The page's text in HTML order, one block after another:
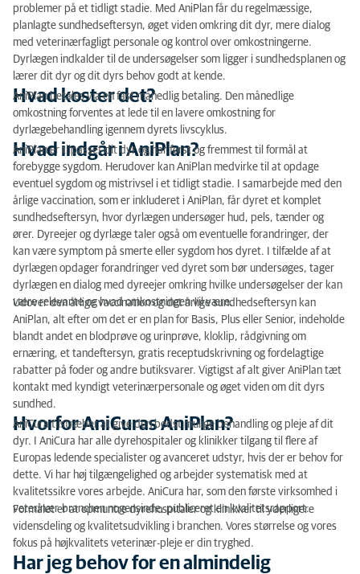
problemer på et tidligt stadie. Med AniPlan får du regelmæssige,
planlagte sundhedseftersyn, øget viden omkring dit dyr, mere dialog
med veterinærfagligt personale og kontrol over omkostningerne.
Dyrlægen indkalder til de undersøgelser som ligger i sundhedsplanen og
lærer dit dyr og dit dyrs behov godt at kende.
Hvad koster det?
AniPlan betales via en fast månedlig betaling. Den månedlige
omkostning forventes at lede til en lavere omkostning for
dyrlægebehandling igennem dyrets livscyklus.
Hvad indgår i AniPlan?
AniPlan er tilpasset dit dyr og har først og fremmest til formål at
forebygge sygdom. Herudover kan AniPlan medvirke til at opdage
eventuel sygdom og mistrivsel i et tidligt stadie. I samarbejde med den
årlige vaccination, som er inkluderet i AniPlan, får dyret et komplet
sundhedseftersyn, hvor dyrlægen undersøger hud, pels, tænder og
ører. Dyreejer og dyrlæge taler også om eventuelle forandringer, der
kan være symptom på smerte eller sygdom hos dyret. I tilfælde af at
dyrlægen opdager forandringer ved dyret som bør undersøges, tager
dyrlægen en dialog med dyreejer omkring hvilke undersøgelser der kan
være relevante og hvad omkostningen vil være.
Udover den årlige vaccination og det årlige sundhedseftersyn kan
AniPlan, alt efter om det er en plan for Basis, Plus eller Senior, indeholde
blandt andet en blodprøve og urinprøve, kloklip, rådgivning om
ernæring, et tandeftersyn, gratis receptudskrivning og fordelagtige
rabatter på foder og andre butiksvarer. Vigtigst af alt giver AniPlan tæt
kontakt med kyndigt veterinærpersonale og øget viden om dit dyrs
sundhed.
Hvorfor AniCuras AniPlan?
AniCura tilstræber at give den bedst mulige behandling og pleje af dit
dyr. I AniCura har alle dyrehospitaler og klinikker tilgang til flere af
Europas ledende specialister og avanceret udstyr, hvis der er behov for
dette. Vi har høj tilgængelighed og arbejder systematisk med at
kvalitetssikre vores arbejde. AniCura har, som den første virksomhed i
veterinær-branchen nogensinde, publiceret en kvalitetsrapport.
Formålet er at opmuntre dyrehospitaler og klinikker til yderligere
vidensdeling og kvalitetsudvikling i branchen. Vores størrelse og vores
fokus på højkvalitets veterinær-pleje er din tryghed.
Har jeg behov for en almindelig